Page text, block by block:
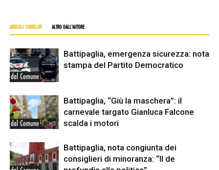
ARTICOLI CORRELATI ALTRO DALL'AUTORE
dal Comune
Battipaglia, emergenza sicurezza: nota
stampa del Partito Democratico
dal Comune
Battipaglia, “Giù la maschera”: il
carnevale targato Gianluca Falcone
scalda i motori
Battipaglia, nota congiunta dei
consiglieri di minoranza: “Il de